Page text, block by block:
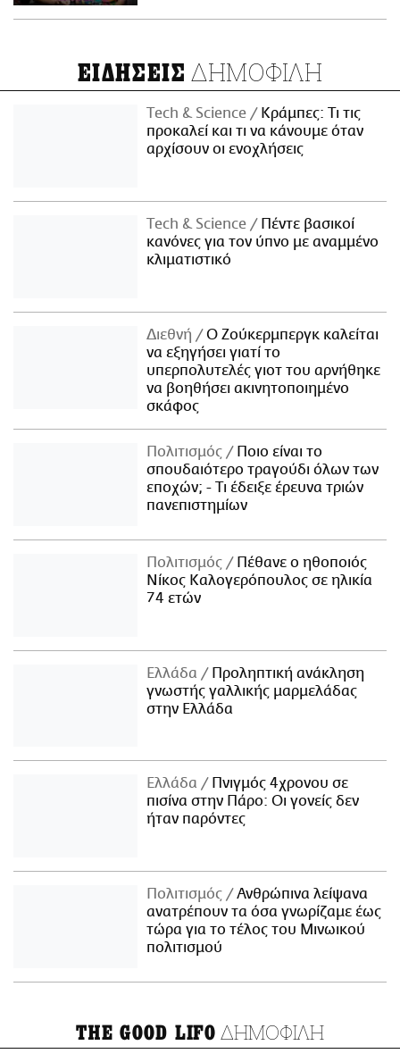
ΕΙΔΗΣΕΙΣ ΔΗΜΟΦΙΛΗ
Τech & Science
Κράμπες: Τι τις
προκαλεί και τι να κάνουμε όταν
αρχίσουν οι ενοχλήσεις
Τech & Science
Πέντε βασικοί
κανόνες για τον ύπνο με αναμμένο
κλιματιστικό
Διεθνή
Ο Ζούκερμπεργκ καλείται
να εξηγήσει γιατί το
υπερπολυτελές γιοτ του αρνήθηκε
να βοηθήσει ακινητοποιημένο
σκάφος
Πολιτισμός
Ποιο είναι το
σπουδαιότερο τραγούδι όλων των
εποχών; - Τι έδειξε έρευνα τριών
πανεπιστημίων
Πολιτισμός
Πέθανε ο ηθοποιός
Νίκος Καλογερόπουλος σε ηλικία
74 ετών
Ελλάδα
Προληπτική ανάκληση
γνωστής γαλλικής μαρμελάδας
στην Ελλάδα
Ελλάδα
Πνιγμός 4χρονου σε
πισίνα στην Πάρο: Οι γονείς δεν
ήταν παρόντες
Πολιτισμός
Ανθρώπινα λείψανα
ανατρέπουν τα όσα γνωρίζαμε έως
τώρα για το τέλος του Μινωικού
πολιτισμού
THE GOOD LIFO ΔΗΜΟΦΙΛΗ